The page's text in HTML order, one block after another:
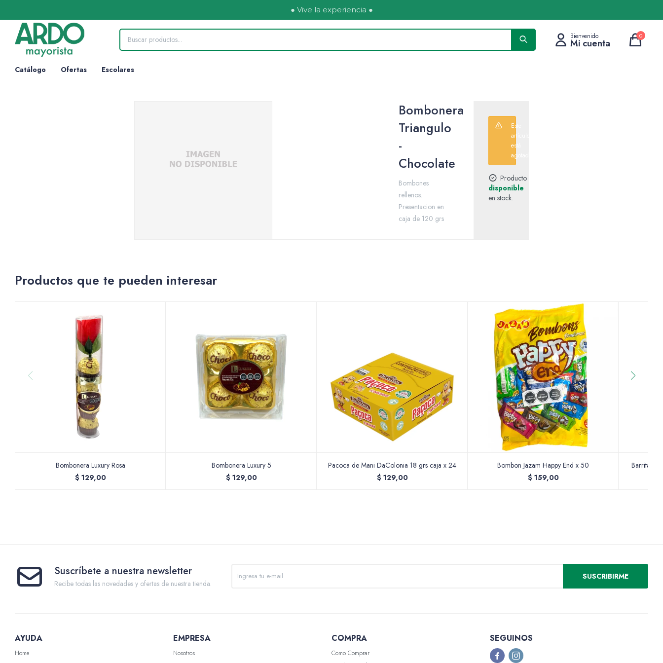
● Vive la experiencia ●
Catálogo Ofertas Escolares
0
Bombonera
Triangulo
-
Chocolate
Bombones
rellenos.
Presentacion en
caja de 120 grs
Este
artículo
está
agotado.
Producto
disponible
en stock.
Productos que te pueden interesar
Bombonera Luxury Rosa
$ 129,00
Bombonera Luxury 5
$ 129,00
Pacoca de Mani DaColonia 18 grs caja x 24
$ 129,00
Bombon Jazam Happy End x 50
$ 159,00
Barrita
Suscríbete a nuestra newsletter
Recibe todas las novedades y ofertas de nuestra tienda.
SUSCRIBIRME
AYUDA
Home
EMPRESA
Nosotros
COMPRA
Como Comprar
SEGUINOS
 